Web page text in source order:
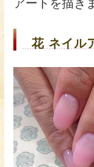
アートを描き
花 ネイ